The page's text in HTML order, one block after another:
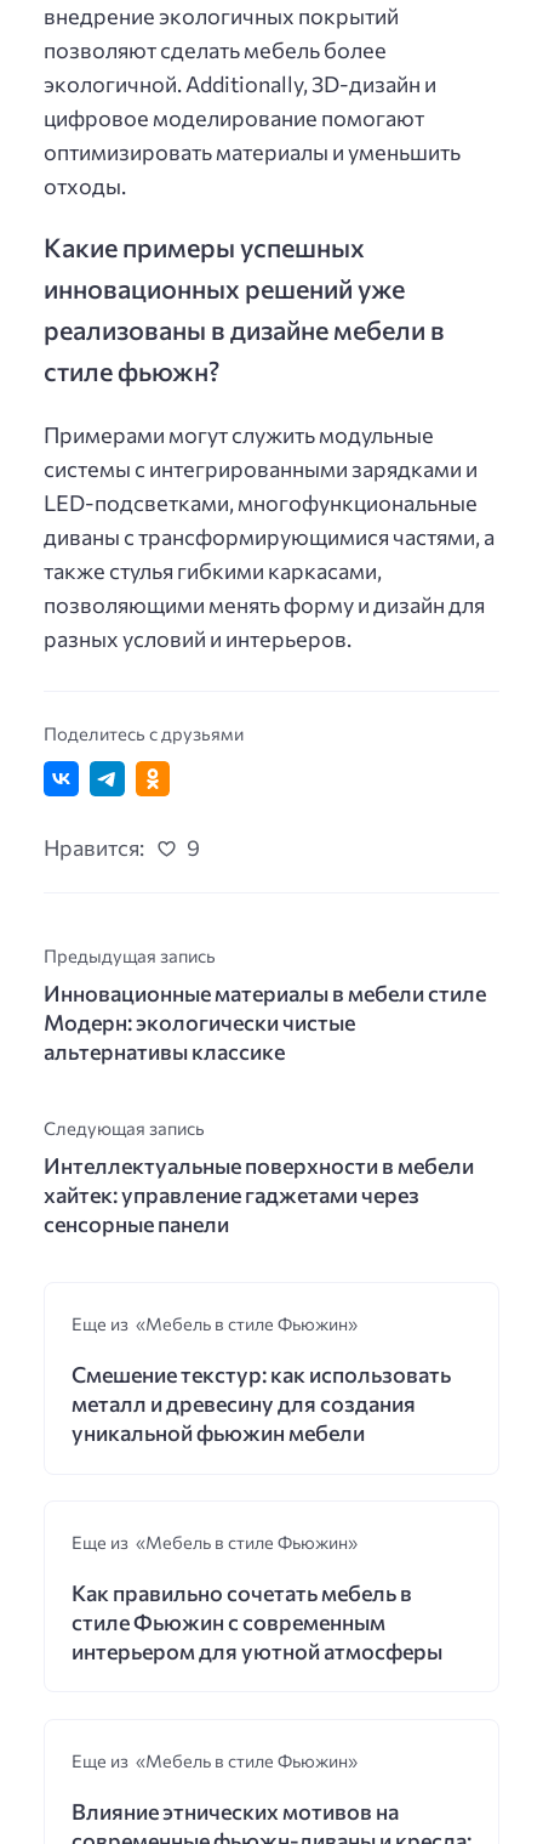
внедрение экологичных покрытий
позволяют сделать мебель более
экологичной. Additionally, 3D-дизайн и
цифровое моделирование помогают
оптимизировать материалы и уменьшить
отходы.
Какие примеры успешных
инновационных решений уже
реализованы в дизайне мебели в
стиле фьюжн?
Примерами могут служить модульные
системы с интегрированными зарядками и
LED-подсветками, многофункциональные
диваны с трансформирующимися частями, а
также стулья гибкими каркасами,
позволяющими менять форму и дизайн для
разных условий и интерьеров.
Поделитесь с друзьями
Нравится: 9
Предыдущая запись
Инновационные материалы в мебели стиле
Модерн: экологически чистые
альтернативы классике
Следующая запись
Интеллектуальные поверхности в мебели
хайтек: управление гаджетами через
сенсорные панели
Еще из «Мебель в стиле Фьюжин»
Смешение текстур: как использовать
металл и древесину для создания
уникальной фьюжин мебели
Еще из «Мебель в стиле Фьюжин»
Как правильно сочетать мебель в
стиле Фьюжин с современным
интерьером для уютной атмосферы
Еще из «Мебель в стиле Фьюжин»
Влияние этнических мотивов на